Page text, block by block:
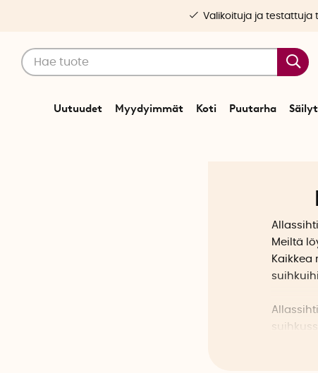
Uutuudet Myydyimmät Koti Puutarha
Valikoituja ja testattuja
Meiltä
Kaikkea